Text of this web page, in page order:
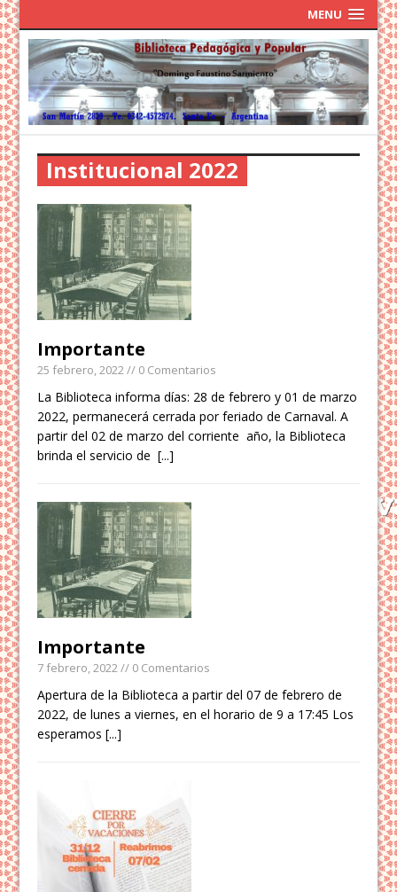
MENU
Institucional 2022
Importante
25 febrero, 2022 // 0 Comentarios
La Biblioteca informa días: 28 de febrero y 01 de marzo
2022, permanecerá cerrada por feriado de Carnaval. A
partir del 02 de marzo del corriente año, la Biblioteca
brinda el servicio de[...]
Importante
7 febrero, 2022 // 0 Comentarios
Apertura de la Biblioteca a partir del 07 de febrero de
2022, de lunes a viernes, en el horario de 9 a 17:45 Los
esperamos[...]